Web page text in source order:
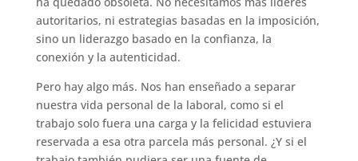
autoritarios, ni estrategias basadas en la imposición,
sino un liderazgo basado en la confianza, la
conexión y la autenticidad.
Pero hay algo más. Nos han enseñado a separar
nuestra vida personal de la laboral, como si el
trabajo solo fuera una carga y la felicidad estuviera
reservada a esa otra parcela más personal. ¿Y si el